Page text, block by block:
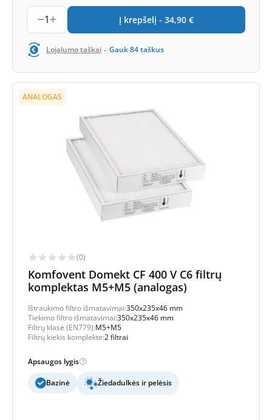
1 Į krepšelį - 34,90 €
Lojalumo taškai - Gauk84taškus
ANALOGAS
(0)
Komfovent Domekt CF 400 V C6 filtrų
komplektas M5+M5 (analogas)
Ištraukimo filtro išmatavimai:350x235x46 mm
Tiekimo filtro išmatavimai:350x235x46 mm
Filtrų klasė (EN779):M5+M5
Filtrų kiekis komplekte:2 filtrai
Apsaugos lygis
Bazinė Žiedadulkės ir pelėsis